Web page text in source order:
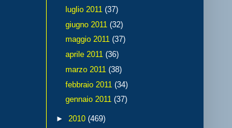
luglio 2011 (37)
giugno 2011 (32)
maggio 2011 (37)
aprile 2011 (36)
marzo 2011 (38)
febbraio 2011 (34)
gennaio 2011 (37)
► 2010 (469)